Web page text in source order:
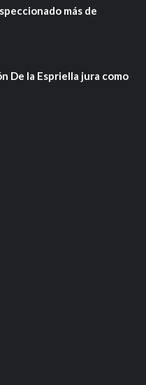
más de
De la Espriella jura como